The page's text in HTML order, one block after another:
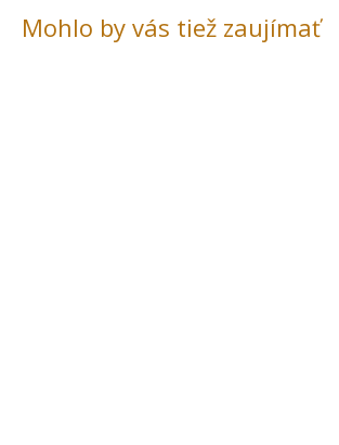
Mohlo by vás tiež zaujímať